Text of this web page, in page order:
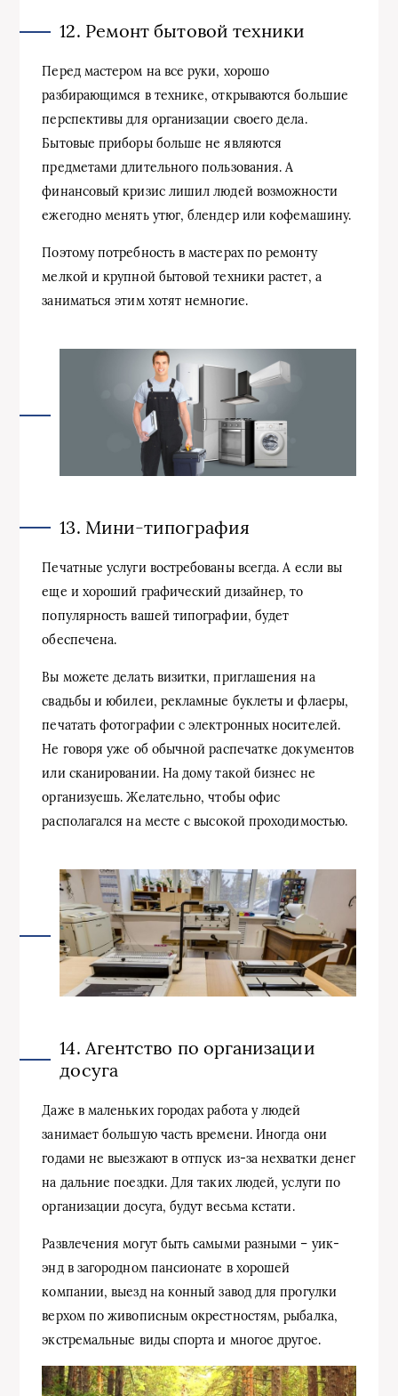
12. Ремонт бытовой техники
Перед мастером на все руки, хорошо
разбирающимся в технике, открываются большие
перспективы для организации своего дела.
Бытовые приборы больше не являются
предметами длительного пользования. А
финансовый кризис лишил людей возможности
ежегодно менять утюг, блендер или кофемашину.
Поэтому потребность в мастерах по ремонту
мелкой и крупной бытовой техники растет, а
заниматься этим хотят немногие.
13. Мини-типография
Печатные услуги востребованы всегда. А если вы
еще и хороший графический дизайнер, то
популярность вашей типографии, будет
обеспечена.
Вы можете делать визитки, приглашения на
свадьбы и юбилеи, рекламные буклеты и флаеры,
печатать фотографии с электронных носителей.
Не говоря уже об обычной распечатке документов
или сканировании. На дому такой бизнес не
организуешь. Желательно, чтобы офис
располагался на месте с высокой проходимостью.
14. Агентство по организации
досуга
Даже в маленьких городах работа у людей
занимает большую часть времени. Иногда они
годами не выезжают в отпуск из-за нехватки денег
на дальние поездки. Для таких людей, услуги по
организации досуга, будут весьма кстати.
Развлечения могут быть самыми разными – уик-
энд в загородном пансионате в хорошей
компании, выезд на конный завод для прогулки
верхом по живописным окрестностям, рыбалка,
экстремальные виды спорта и многое другое.